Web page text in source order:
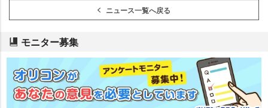
ニュース一覧へ戻る
モニター募集